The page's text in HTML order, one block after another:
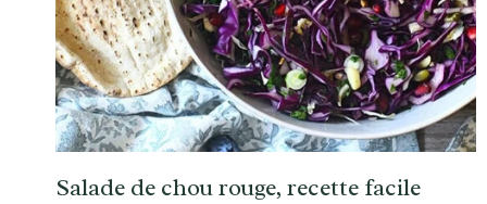
Salade de chou rouge, recette facile